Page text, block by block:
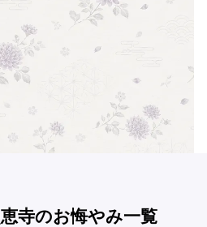
寺のお悔やみ一覧